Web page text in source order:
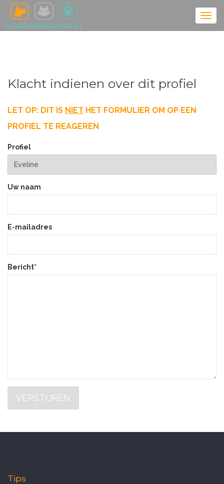
Klacht indienen over dit profiel
LET OP: DIT IS NIET HET FORMULIER OM OP EEN
PROFIEL TE REAGEREN
Profiel
Uw naam
E-mailadres
Bericht*
VERSTUREN
Tips